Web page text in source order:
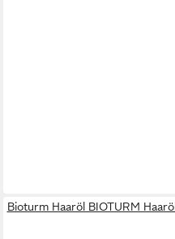
Bioturm Haaröl BIOTURM Haaröl